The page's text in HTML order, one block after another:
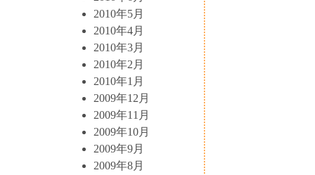
2010年5月
2010年4月
2010年3月
2010年2月
2010年1月
2009年12月
2009年11月
2009年10月
2009年9月
2009年8月